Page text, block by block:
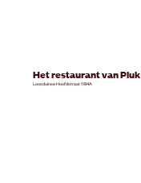
Het restaurant van Pluk
Loosduinse Hoofdstraat 1184A